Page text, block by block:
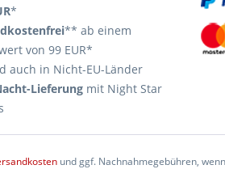
*
** ab einem
von 99 EUR*
auch in Nicht-EU-Länder
Lieferung mit Night Star
und ggf. Nachnahmegebühren,